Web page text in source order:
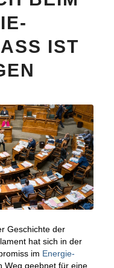
IST
Geschichte der
hat sich in der
im Energie-
Weg geebnet für eine